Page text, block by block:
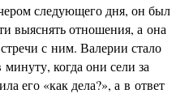
следующего дня, он был
выяснять отношения, а она
с ним. Валерии стало
когда они сели за
его «как дела?», а в ответ